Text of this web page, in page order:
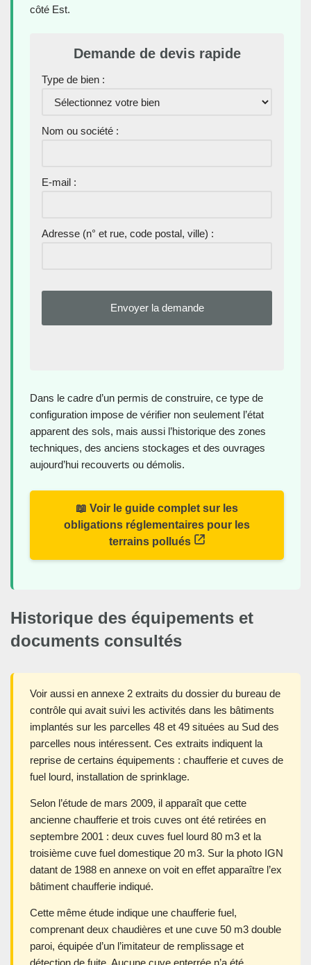
côté Est.
Demande de devis rapide
Type de bien :
Nom ou société :
E-mail :
Adresse (n° et rue, code postal, ville) :
Dans le cadre d’un permis de construire, ce type de
configuration impose de vérifier non seulement l’état
apparent des sols, mais aussi l’historique des zones
techniques, des anciens stockages et des ouvrages
aujourd’hui recouverts ou démolis.
📖 Voir le guide complet sur les
obligations réglementaires pour les
terrains pollués
Historique des équipements et
documents consultés
Voir aussi en annexe 2 extraits du dossier du bureau de
contrôle qui avait suivi les activités dans les bâtiments
implantés sur les parcelles 48 et 49 situées au Sud des
parcelles nous intéressent. Ces extraits indiquent la
reprise de certains équipements : chaufferie et cuves de
fuel lourd, installation de sprinklage.
Selon l’étude de mars 2009, il apparaît que cette
ancienne chaufferie et trois cuves ont été retirées en
septembre 2001 : deux cuves fuel lourd 80 m3 et la
troisième cuve fuel domestique 20 m3. Sur la photo IGN
datant de 1988 en annexe on voit en effet apparaître l’ex
bâtiment chaufferie indiqué.
Cette même étude indique une chaufferie fuel,
comprenant deux chaudières et une cuve 50 m3 double
paroi, équipée d’un l’imitateur de remplissage et
détection de fuite. Aucune cuve enterrée n’a été